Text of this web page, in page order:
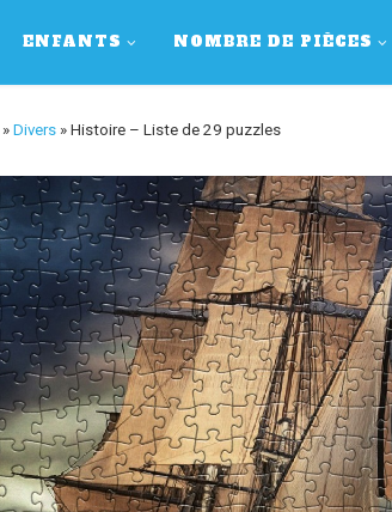
ENFANTS NOMBRE DE PIÈCES
» Divers » Histoire – Liste de 29 puzzles